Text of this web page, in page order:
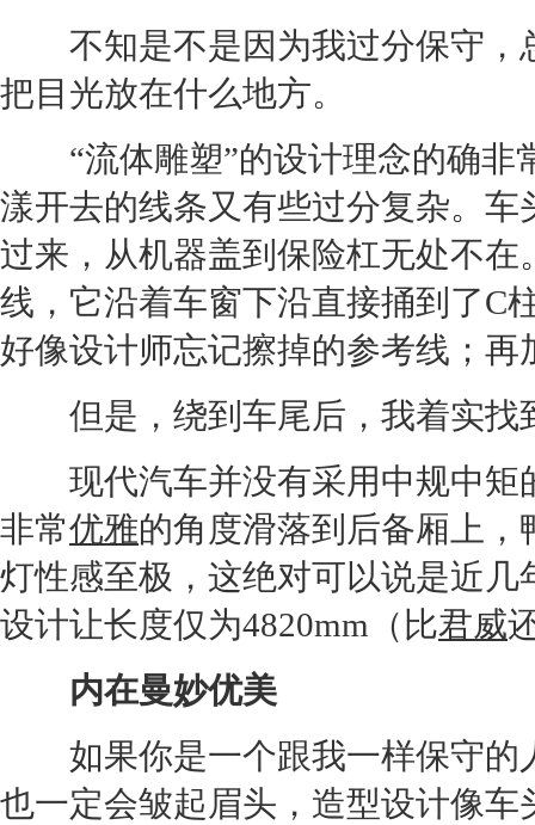
不知是不是因为我过分保守，
把目光放在什么地方。
“流体雕塑”的设计理念的确非
漾开去的线条又有些过分复杂。
过来，从机器盖到保险杠无处不在
线，它沿着车窗下沿直接捅到了C
好像设计师忘记擦掉的参考线；
但是，绕到车尾后，我着实找
现代汽车并没有采用中规中矩
非常优雅的角度滑落到后备厢上
灯性感至极，这绝对可以说是近
设计让长度仅为4820mm（比君威
内在曼妙优美
如果你是一个跟我一样保守的
也一定会皱起眉头，造型设计像